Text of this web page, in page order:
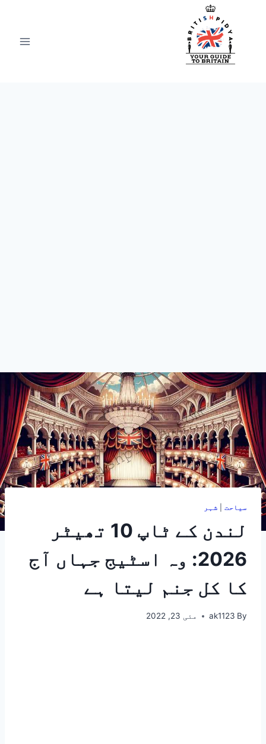
content
سیاحت| شہر
لندن کے ٹاپ 10 تھیٹر
2026: وہ اسٹیج جہاں آج
کا کل جنم لیتا ہے
By
ak1123 مئی 23, 2022